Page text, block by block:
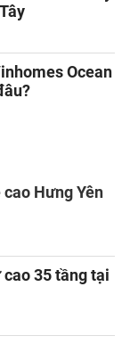
Ocean
Hưng Yên
cao 35 tầng tại